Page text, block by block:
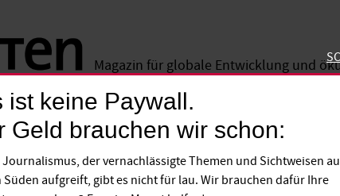
Magazin für globale Entwicklung und
als die anderen?
ist keine Paywall.
Geld brauchen wir schon:
Journalismus, der vernachlässigte Themen und Sichtweisen
Süden aufgreift, gibt es nicht für lau. Wir brauchen dafür Ihre